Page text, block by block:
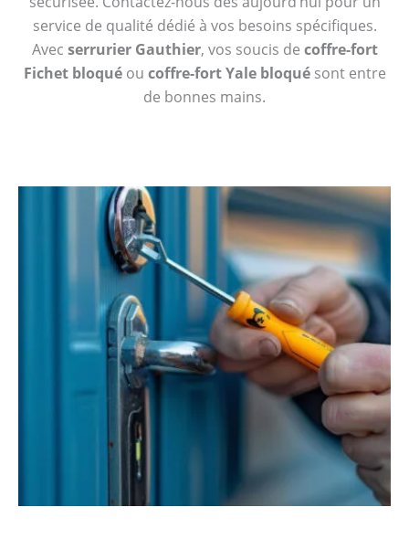
service de qualité dédié à vos besoins spécifiques.
Avec serrurier Gauthier, vos soucis de coffre-fort
Fichet bloquéou coffre-fort Yale bloquésont entre
de bonnes mains.